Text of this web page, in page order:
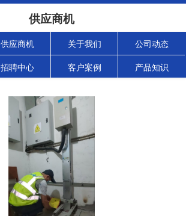
供应商机
供应商机 关于我们 公司动态
招聘中心 客户案例 产品知识